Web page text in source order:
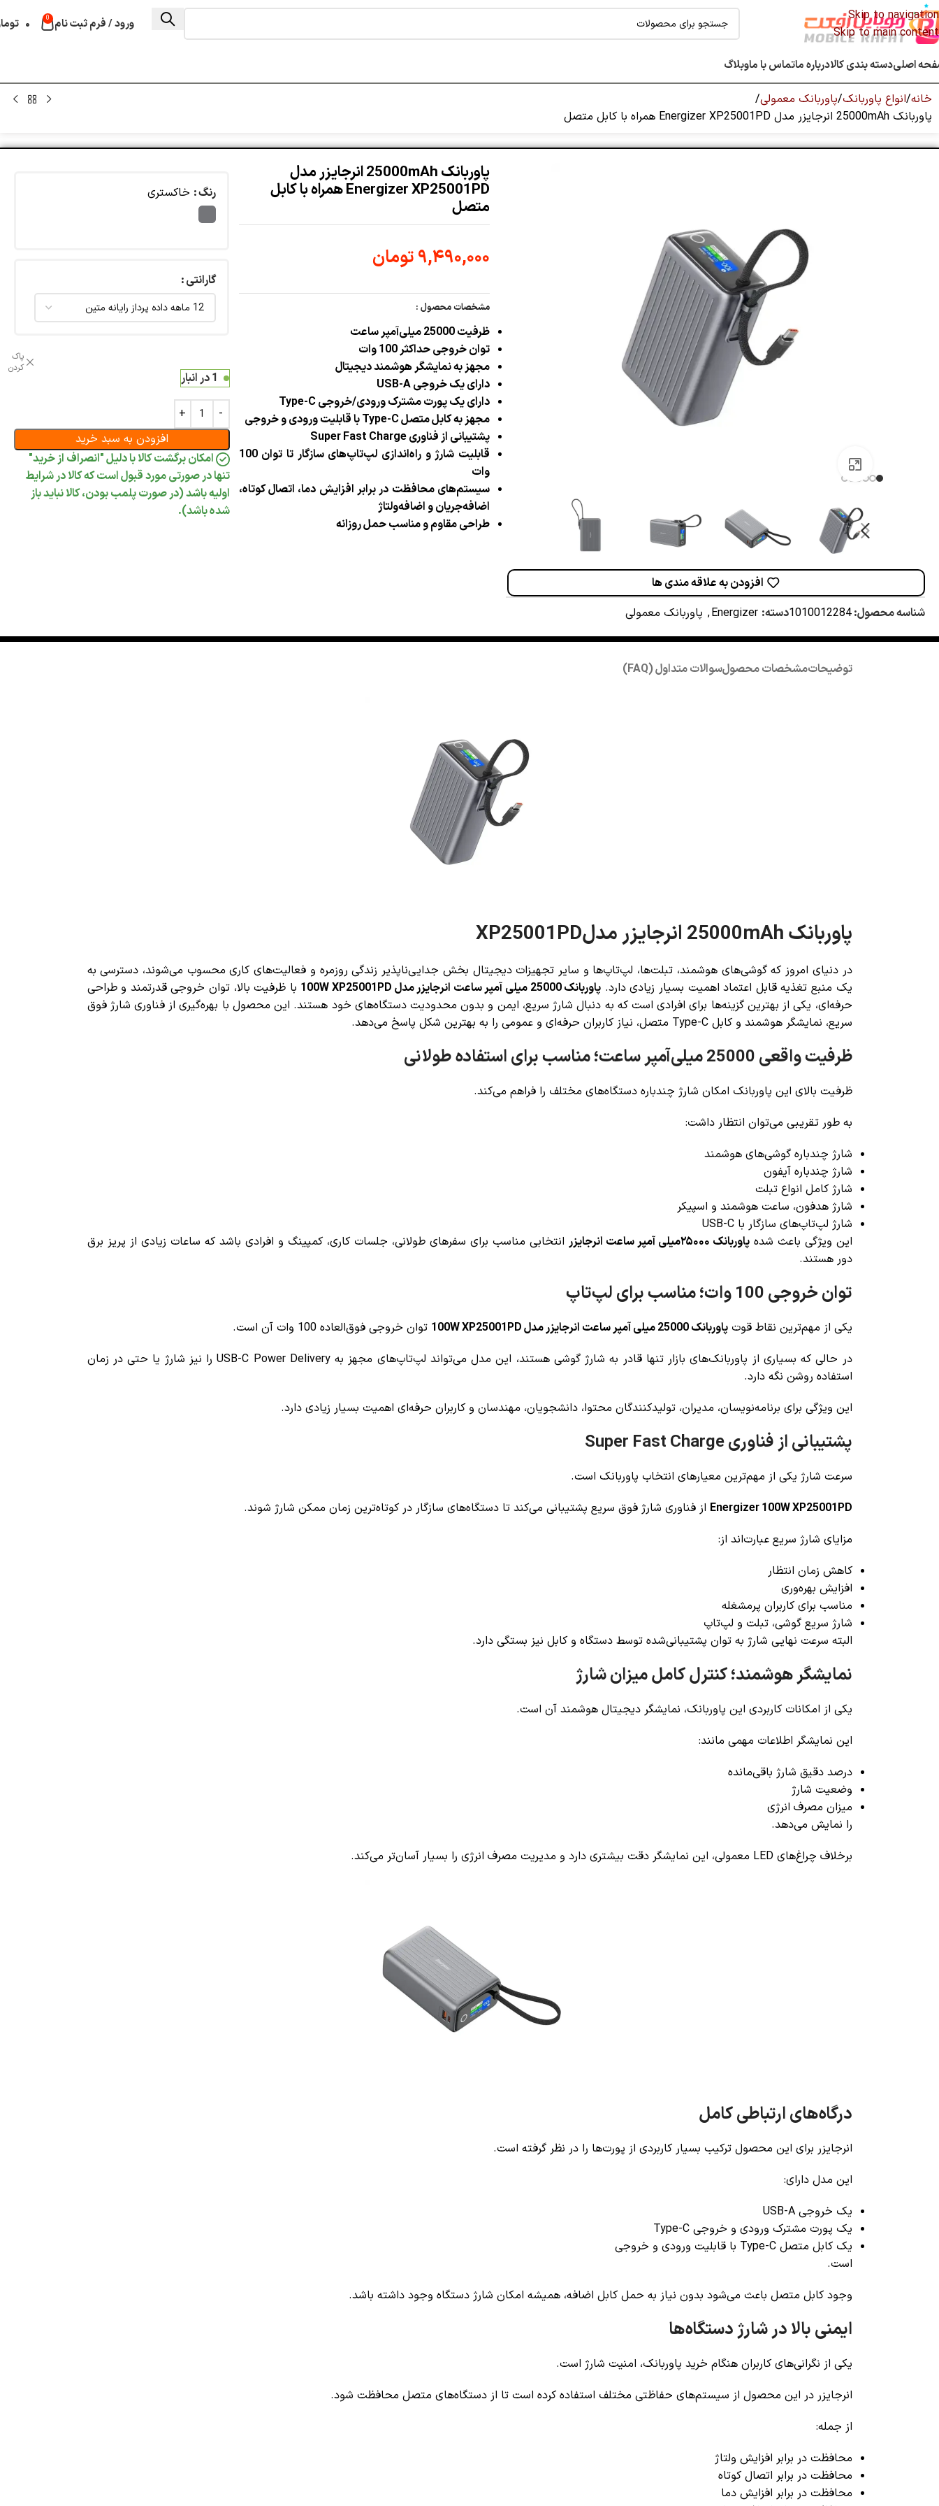
Skip to navigation
Skip to main content
ورود / فرم ثبت نام 0 ۰
اصلیدسته بندی کالادرباره ماتماس با ماوبلاگ
خانه انواع پاوربانک پاوربانک معمولی
پاوربانک 25000mAh انرجایزر مدل Energizer XP25001PD همراه با کابل متصل
افزودن به علاقه مندی ها
شناسه محصول:1010012284دسته: Energizer
, پاوربانک معمولی
پاوربانک 25000mAh انرجایزر مدل
Energizer XP25001PD همراه با کابل
متصل
۹,۴۹۰,۰۰۰تومان
مشخصات محصول :
ظرفیت 25000 میلی‌آمپر ساعت
توان خروجی حداکثر 100 وات
مجهز به نمایشگر هوشمند دیجیتال
دارای یک خروجی USB-A
دارای یک پورت مشترک ورودی/خروجی Type-C
مجهز به کابل متصل Type-C با قابلیت ورودی و خروجی
پشتیبانی از فناوری Super Fast Charge
قابلیت شارژ و راه‌اندازی لپ‌تاپ‌های سازگار تا توان 100
وات
سیستم‌های محافظت در برابر افزایش دما، اتصال کوتاه،
اضافه‌جریان و اضافه‌ولتاژ
طراحی مقاوم و مناسب حمل روزانه
رنگ خاکستری
گارانتی
پاک
کردن
1 در انبار
افزودن به سبد خرید
امکان برگشت کالا با دلیل "انصراف از خرید"
تنها در صورتی مورد قبول است که کالا در شرایط
اولیه باشد (در صورت پلمب بودن، کالا نباید باز
شده باشد).
توضیحاتمشخصات محصولسوالات متداول (FAQ)
پاوربانک 25000mAh انرجایزر مدلXP25001PD
در دنیای امروز که گوشی‌های هوشمند، تبلت‌ها، لپ‌تاپ‌ها و سایر تجهیزات دیجیتال بخش جدایی‌ناپذیر زندگی روزمره و فعالیت‌های کاری محسوب می‌شوند، دسترسی به
یک منبع تغذیه قابل اعتماد اهمیت بسیار زیادی دارد. پاوربانک 25000 میلی آمپر ساعت انرجایزر مدل 100W XP25001PD
با ظرفیت بالا، توان خروجی قدرتمند و طراحی
حرفه‌ای، یکی از بهترین گزینه‌ها برای افرادی است که به دنبال شارژ سریع، ایمن و بدون محدودیت دستگاه‌های خود هستند. این محصول با بهره‌گیری از فناوری شارژ فوق
سریع، نمایشگر هوشمند و کابل Type-C متصل، نیاز کاربران حرفه‌ای و عمومی را به بهترین شکل پاسخ می‌دهد.
ظرفیت واقعی 25000 میلی‌آمپر ساعت؛ مناسب برای استفاده طولانی
ظرفیت بالای این پاوربانک امکان شارژ چندباره دستگاه‌های مختلف را فراهم می‌کند.
به طور تقریبی می‌توان انتظار داشت:
شارژ چندباره گوشی‌های هوشمند
شارژ چندباره آیفون
شارژ کامل انواع تبلت
شارژ هدفون، ساعت هوشمند و اسپیکر
شارژ لپ‌تاپ‌های سازگار با USB-C
این ویژگی باعث شدهپاوربانک ۲۵۰۰۰میلی آمپر ساعت انرجایزر
انتخابی مناسب برای سفرهای طولانی، جلسات کاری، کمپینگ و افرادی باشد که ساعات زیادی از پریز برق
دور هستند.
توان خروجی 100 وات؛ مناسب برای لپ‌تاپ
یکی از مهم‌ترین نقاط قوتپاوربانک 25000 میلی آمپر ساعت انرجایزر مدل 100W XP25001PD
توان خروجی فوق‌العاده 100 وات آن است.
در حالی که بسیاری از پاوربانک‌های بازار تنها قادر به شارژ گوشی هستند، این مدل می‌تواند لپ‌تاپ‌های مجهز به USB-C Power Delivery را نیز شارژ یا حتی در زمان
استفاده روشن نگه دارد.
این ویژگی برای برنامه‌نویسان، مدیران، تولیدکنندگان محتوا، دانشجویان، مهندسان و کاربران حرفه‌ای اهمیت بسیار زیادی دارد.
پشتیبانی از فناوری Super Fast Charge
سرعت شارژ یکی از مهم‌ترین معیارهای انتخاب پاوربانک است.
Energizer 100W XP25001PD از فناوری شارژ فوق سریع پشتیبانی می‌کند تا دستگاه‌های سازگار در کوتاه‌ترین زمان ممکن شارژ شوند.
مزایای شارژ سریع عبارت‌اند از:
کاهش زمان انتظار
افزایش بهره‌وری
مناسب برای کاربران پرمشغله
شارژ سریع گوشی، تبلت و لپ‌تاپ
البته سرعت نهایی شارژ به توان پشتیبانی‌شده توسط دستگاه و کابل نیز بستگی دارد.
نمایشگر هوشمند؛ کنترل کامل میزان شارژ
یکی از امکانات کاربردی این پاوربانک، نمایشگر دیجیتال هوشمند آن است.
این نمایشگر اطلاعات مهمی مانند:
درصد دقیق شارژ باقی‌مانده
وضعیت شارژ
میزان مصرف انرژی
را نمایش می‌دهد.
برخلاف چراغ‌های LED معمولی، این نمایشگر دقت بیشتری دارد و مدیریت مصرف انرژی را بسیار آسان‌تر می‌کند.
درگاه‌های ارتباطی کامل
انرجایزر برای این محصول ترکیب بسیار کاربردی از پورت‌ها را در نظر گرفته است.
این مدل دارای:
یک خروجی USB-A
یک پورت مشترک ورودی و خروجی Type-C
یک کابل متصل Type-C با قابلیت ورودی و خروجی
است.
وجود کابل متصل باعث می‌شود بدون نیاز به حمل کابل اضافه، همیشه امکان شارژ دستگاه وجود داشته باشد.
ایمنی بالا در شارژ دستگاه‌ها
یکی از نگرانی‌های کاربران هنگام خرید پاوربانک، امنیت شارژ است.
انرجایزر در این محصول از سیستم‌های حفاظتی مختلف استفاده کرده است تا از دستگاه‌های متصل محافظت شود.
از جمله:
محافظت در برابر افزایش ولتاژ
محافظت در برابر اتصال کوتاه
محافظت در برابر افزایش دما